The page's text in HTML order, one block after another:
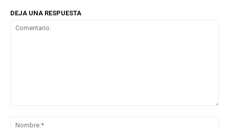
DEJA UNA RESPUESTA